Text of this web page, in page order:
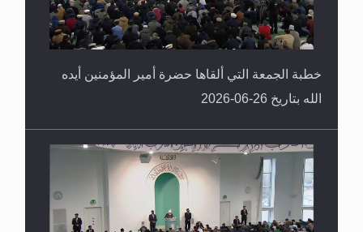
خطبة الجمعة التي ألقاها حضرة أمير المؤمنين أيده
الله بتاريخ 26-06-2026